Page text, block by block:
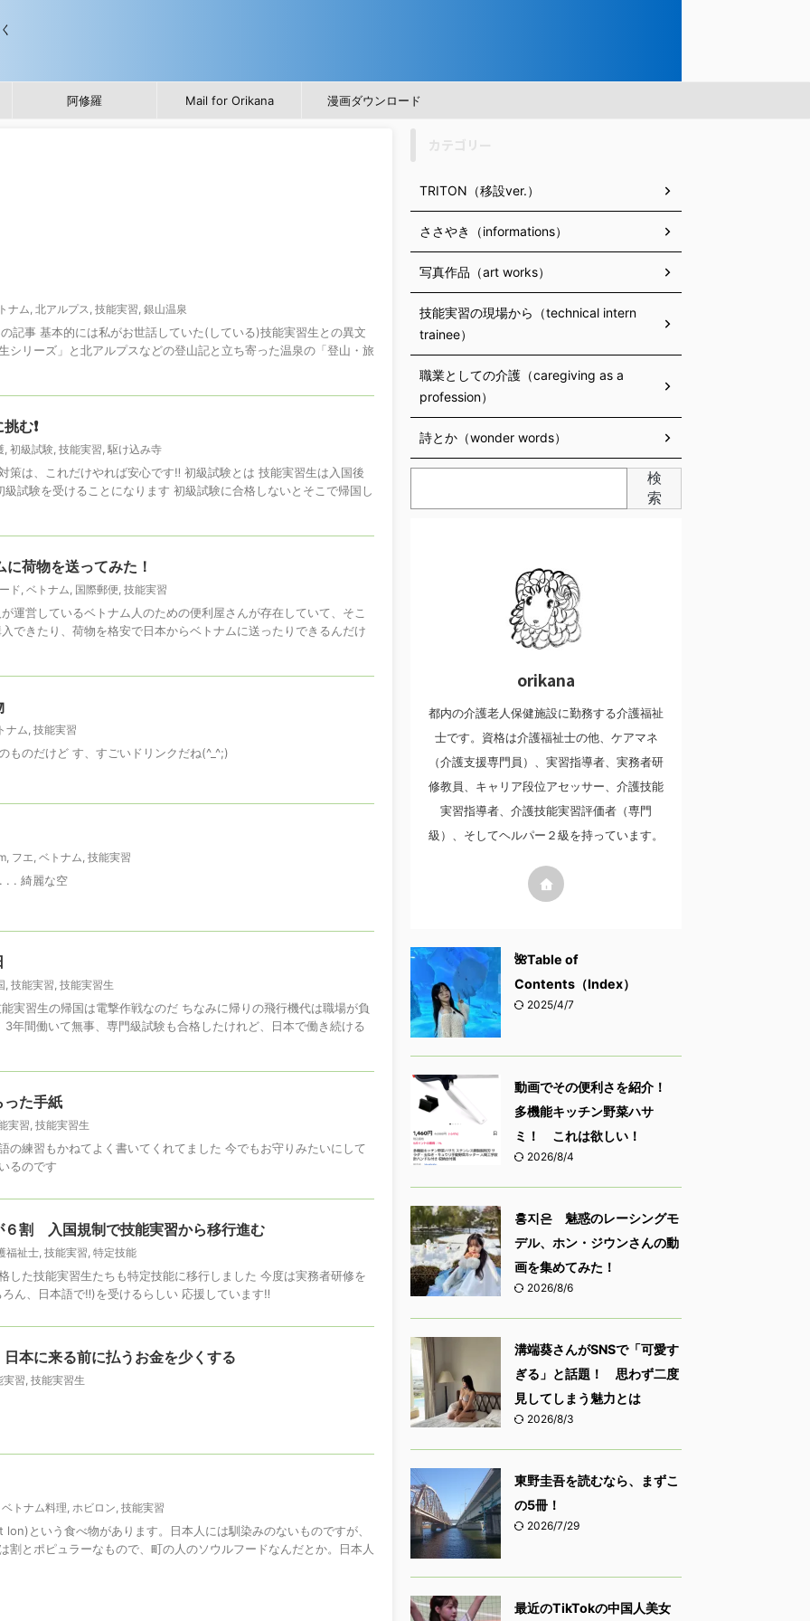
阿修羅 Mail for Orikana 漫画ダウンロード
ナム, 北アルプス, 技能実習, 銀山温泉
記事 基本的には私がお世話していた(している)技能実習生との異文
シリーズ」と北アルプスなどの登山記と立ち寄った温泉の「登山・旅
む❗
, 初級試験, 技能実習, 駆け込み寺
策は、これだけやれば安心です‼️ 初級試験とは 技能実習生は入国後
試験を受けることになります 初級試験に合格しないとそこで帰国し
荷物を送ってみた！
ド, ベトナム, 国際郵便, 技能実習
運営しているベトナム人のための便利屋さんが存在していて、そこ
できたり、荷物を格安で日本からベトナムに送ったりできるんだけ
ナム, 技能実習
ものだけど す、すごいドリンクだね(^_^;)
, フエ, ベトナム, 技能実習
. . 綺麗な空
, 技能実習, 技能実習生
実習生の帰国は電撃作戦なのだ ちなみに帰りの飛行機代は職場が負
年間働いて無事、専門級試験も合格したけれど、日本で働き続ける
った手紙
実習, 技能実習生
の練習もかねてよく書いてくれてました 今でもお守りみたいにして
るのです
６割 入国規制で技能実習から移行進む
福祉士, 技能実習, 特定技能
した技能実習生たちも特定技能に移行しました 今度は実務者研修を
ん、日本語で‼️)を受けるらしい 応援しています‼️
本に来る前に払うお金を少くする
実習, 技能実習生
ベトナム料理, ホビロン, 技能実習
という食べ物があります。日本人には馴染みのないものですが、
割とポピュラーなもので、町の人のソウルフードなんだとか。日本人
TRITON（移設ver.）
ささやき（informations）
写真作品（art works）
技能実習の現場から（technical intern
trainee）
職業としての介護（caregiving as a
profession）
詩とか（wonder words）
検
索
orikana
都内の介護老人保健施設に勤務する介護福祉
士です。資格は介護福祉士の他、ケアマネ
（介護支援専門員）、実習指導者、実務者研
修教員、キャリア段位アセッサー、介護技能
実習指導者、介護技能実習評価者（専門
級）、そしてヘルパー２級を持っています。
🌺Table of
Contents（Index）
2025/4/7
動画でその便利さを紹介！
多機能キッチン野菜ハサ
ミ！ これは欲しい！
2026/8/4
홍지은 魅惑のレーシングモ
デル、ホン・ジウンさんの動
画を集めてみた！
2026/8/6
溝端葵さんがSNSで「可愛す
ぎる」と話題！ 思わず二度
見してしまう魅力とは
2026/8/3
東野圭吾を読むなら、まずこ
の5冊！
2026/7/29
最近のTikTokの中国人美女